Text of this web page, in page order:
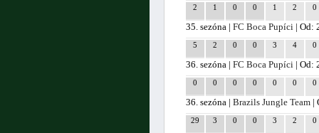
2 1 0 0 1 2 0
35. sezóna |FC Boca Pupíci | Od:
5 2 0 0 3 4 0
36. sezóna |FC Boca Pupíci | Od:
0 0 0 0 0 0 0
36. sezóna |Brazils Jungle Team |
29 3 0 0 3 2 0